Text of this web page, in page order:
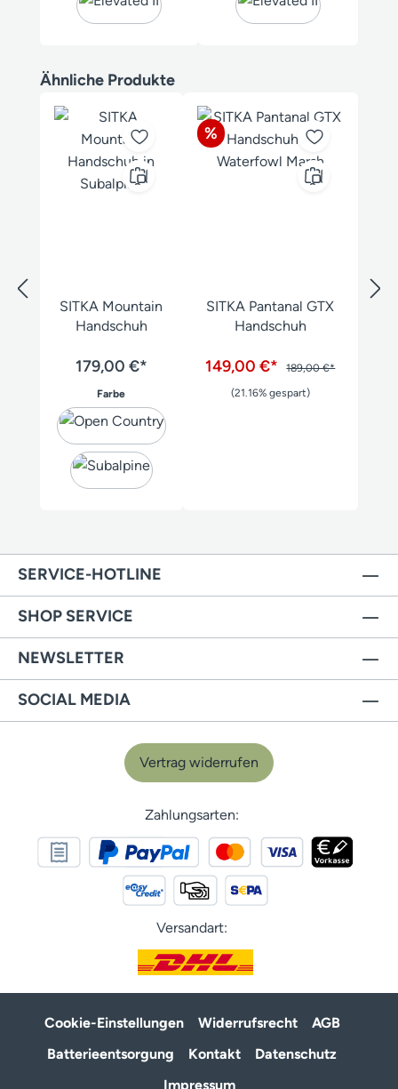
Produktgalerie überspringen
Ähnliche Produkte
SITKA Mountain
Handschuh
179,00 €*
Farbeauswählen
Rabatt
%
SITKA Pantanal GTX
Handschuh
149,00 €*
189,00 €*
(21.16% gespart)
SERVICE-HOTLINE
SHOP SERVICE
NEWSLETTER
SOCIAL MEDIA
Vertrag widerrufen
Zahlungsarten:
Versandart:
Cookie-Einstellungen Widerrufsrecht
AGB
Batterieentsorgung
Kontakt
Datenschutz
Impressum